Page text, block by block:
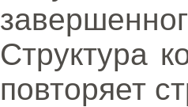
Структура
повторяет